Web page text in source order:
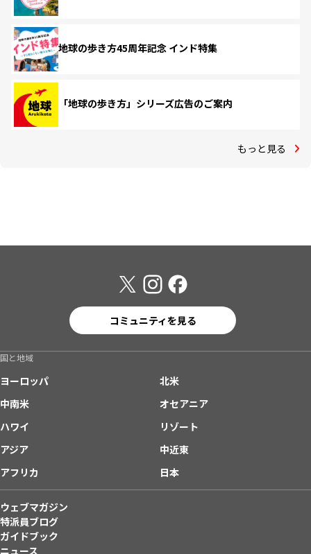
地球の歩き方45周年記念 インド特集
「地球の歩き方」シリーズ広告のご案内
もっと見る
コミュニティを見る
国と地域
ヨーロッパ
北米
中南米
オセアニア
ハワイ
リゾート
アジア
中近東
アフリカ
日本
ウェブマガジン
特派員ブログ
ガイドブック
ニュース